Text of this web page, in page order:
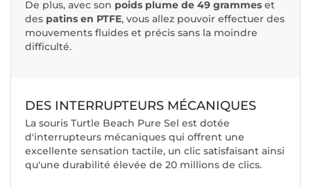
De plus, avec son poids plume de 49 grammes et
des patins en PTFE, vous allez pouvoir effectuer des
mouvements fluides et précis sans la moindre
difficulté.
DES INTERRUPTEURS MÉCANIQUES
La souris Turtle Beach Pure Sel est dotée
d'interrupteurs mécaniques qui offrent une
excellente sensation tactile, un clic satisfaisant ainsi
qu'une durabilité élevée de 20 millions de clics.